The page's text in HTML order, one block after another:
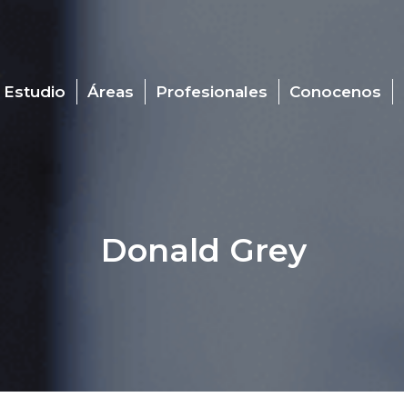
Estudio Áreas Profesionales Conocenos
Donald Grey